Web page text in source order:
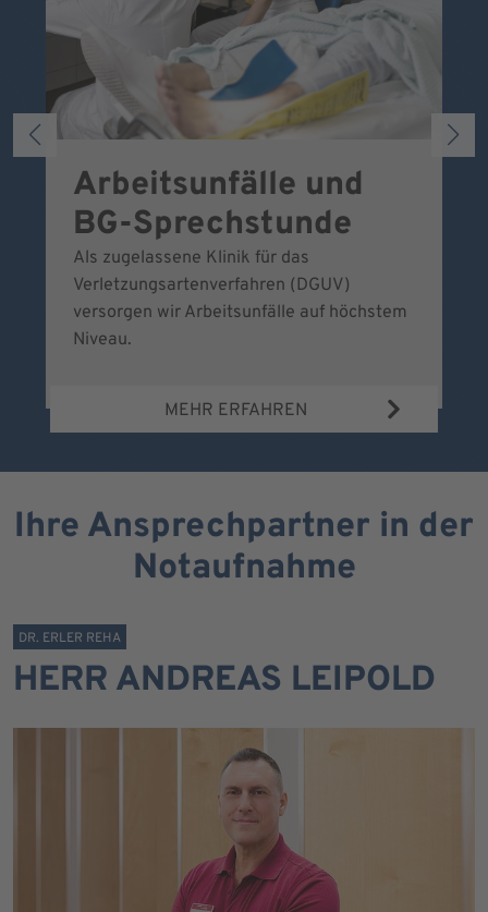
Arbeitsunfälle und
BG-Sprechstunde
Als zugelassene Klinik für das
Verletzungsartenverfahren (DGUV)
versorgen wir Arbeitsunfälle auf höchstem
Niveau.
MEHR ERFAHREN
Ihre Ansprechpartner in der
Notaufnahme
DR. ERLER REHA
HERR ANDREAS LEIPOLD